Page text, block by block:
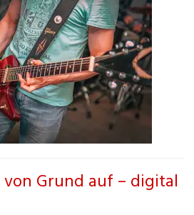
Grund auf – digital